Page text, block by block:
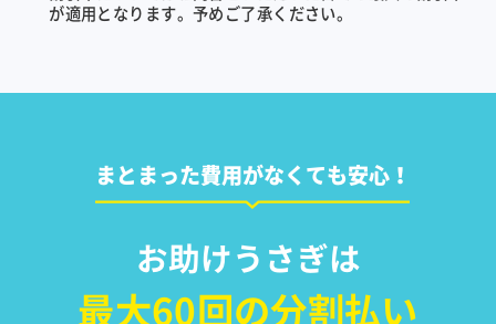
が適用となります。予めご了承ください。
まとまった費用がなくても安心！
お助けうさぎは
最大60回の分割払い